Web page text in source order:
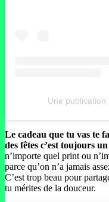
Une
Le cadeau que tu vas te
des fêtes c’est toujours
n’importe quel print ou
parce qu’on n’a jamais
C’est trop beau pour
tu mérites de la douceur.